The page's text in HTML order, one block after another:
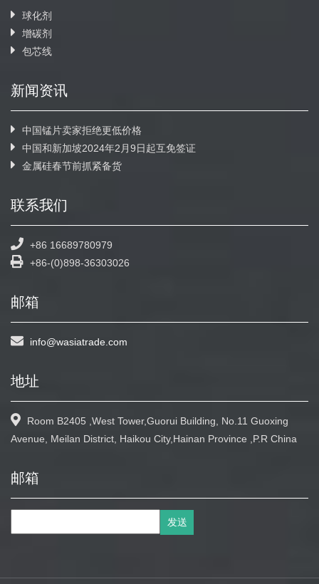
球化剂
增碳剂
包芯线
新闻资讯
中国锰片卖家拒绝更低价格
中国和新加坡2024年2月9日起互免签证
金属硅春节前抓紧备货
联系我们
+86 16689780979
+86-(0)898-36303026
邮箱
info@wasiatrade.com
地址
Room B2405 ,West Tower,Guorui Building, No.11 Guoxing
Avenue, Meilan District, Haikou City,Hainan Province ,P.R China
邮箱